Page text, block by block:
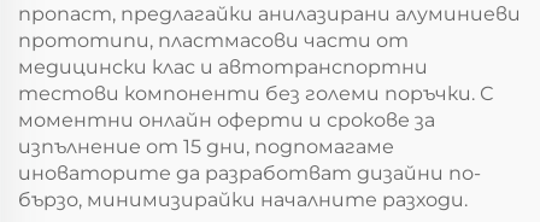
пропаст, предлагайки анилазирани алуминиеви
прототипи, пластмасови части от
медицински клас и автотранспортни
тестови компоненти без големи поръчки. С
моментни онлайн оферти и срокове за
изпълнение от 15 дни, подпомагаме
иноваторите да разработват дизайни по-
бързо, минимизирайки началните разходи.